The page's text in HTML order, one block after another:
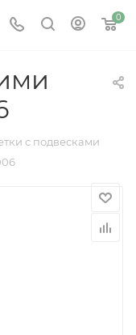
0
с подвесками